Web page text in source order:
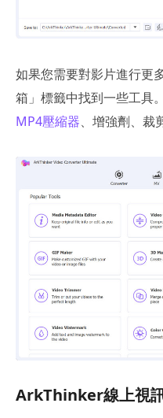
如果您需要對影片進行更
箱」標籤中找到一些工具
MP4壓縮器、增強劑、裁
ArkThinker線上視